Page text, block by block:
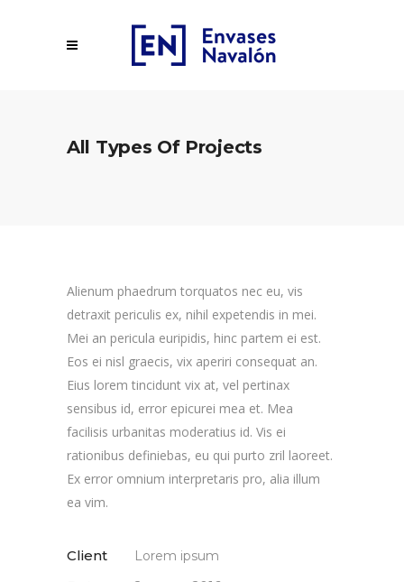
All Types Of Projects
Alienum phaedrum torquatos nec eu, vis
detraxit periculis ex, nihil expetendis in mei.
Mei an pericula euripidis, hinc partem ei est.
Eos ei nisl graecis, vix aperiri consequat an.
Eius lorem tincidunt vix at, vel pertinax
sensibus id, error epicurei mea et. Mea
facilisis urbanitas moderatius id. Vis ei
rationibus definiebas, eu qui purto zril laoreet.
Ex error omnium interpretaris pro, alia illum
ea vim.
Client Lorem ipsum